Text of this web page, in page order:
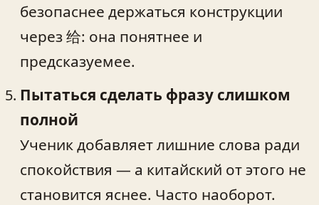
безопаснее держаться конструкции
через 给: она понятнее и
предсказуемее.
Пытаться сделать фразу слишком
полной
Ученик добавляет лишние слова ради
спокойствия — а китайский от этого не
становится яснее. Часто наоборот.